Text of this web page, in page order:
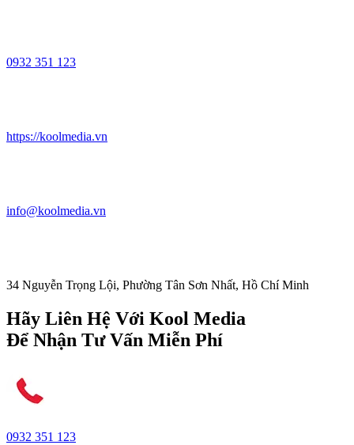
0932 351 123
https://koolmedia.vn
info@koolmedia.vn
34 Nguyễn Trọng Lội, Phường Tân Sơn Nhất, Hồ Chí Minh
Hãy Liên Hệ Với Kool Media
Để Nhận Tư Vấn Miễn Phí
0932 351 123